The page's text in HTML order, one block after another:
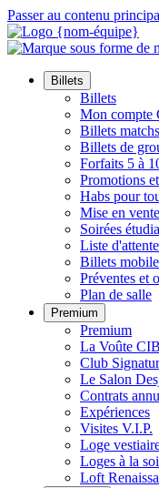
Passer au contenu
Billets
Billets
Mon compte
Billets
Billets de
Forfaits 5 à
Promotions
Habs pour
Mise en
Soirées
Liste
Billets
Préventes et
Plan de salle
Premium
Premium
La Voûte
Club
Le Salon
Contrats
Expériences
Visites V.I.P.
Loge
Loges à la
Loft